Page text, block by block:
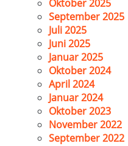
Oktober 2025
September 2025
Juli 2025
Juni 2025
Januar 2025
Oktober 2024
April 2024
Januar 2024
Oktober 2023
November 2022
September 2022